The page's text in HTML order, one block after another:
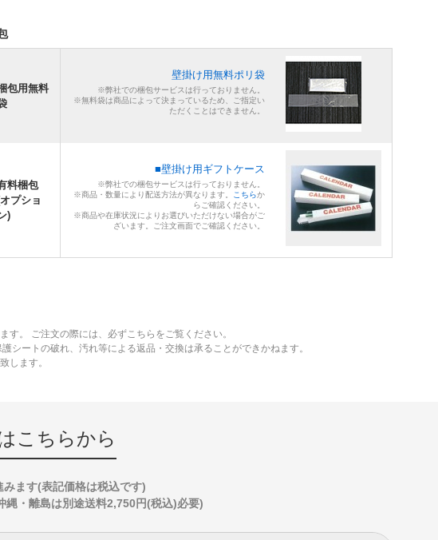
包用無料
壁掛け用無料ポリ袋
※弊社での梱包サービスは行っておりません。
※無料袋は商品によって決まっているため、ご指定い
ただくことはできません。
料梱包
プショ
)
■壁掛け用ギフトケース
※弊社での梱包サービスは行っておりません。
※商品・数量により配送方法が異なります。
こちらか
らご確認ください。
※商品や在庫状況によりお選びいただけない場合がご
ざいます。ご注文画面でご確認ください。
。 ご注文の際には、必ずこちらをご覧ください。
ートの破れ、汚れ等による返品・交換は承ることができかねます。
します。
こちらから
ます(表記価格は税込です)
縄・離島は別途送料2,750円(税込)必要)